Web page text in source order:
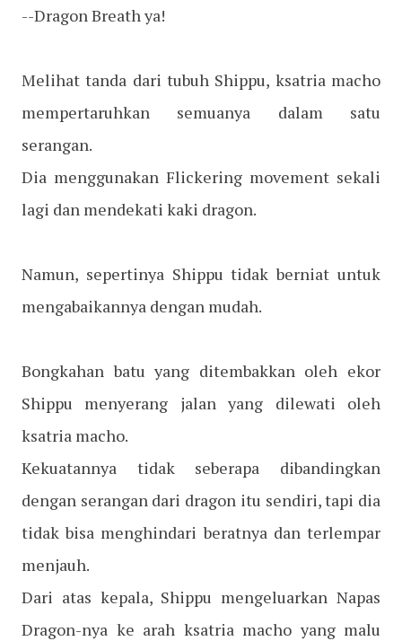
--Dragon Breath ya!
Melihat tanda dari tubuh Shippu, ksatria macho
mempertaruhkan semuanya dalam satu
serangan.
Dia menggunakan Flickering movement sekali
lagi dan mendekati kaki dragon.
Namun, sepertinya Shippu tidak berniat untuk
mengabaikannya dengan mudah.
Bongkahan batu yang ditembakkan oleh ekor
Shippu menyerang jalan yang dilewati oleh
ksatria macho.
Kekuatannya tidak seberapa dibandingkan
dengan serangan dari dragon itu sendiri, tapi dia
tidak bisa menghindari beratnya dan terlempar
menjauh.
Dari atas kepala, Shippu mengeluarkan Napas
Dragon-nya ke arah ksatria macho yang malu